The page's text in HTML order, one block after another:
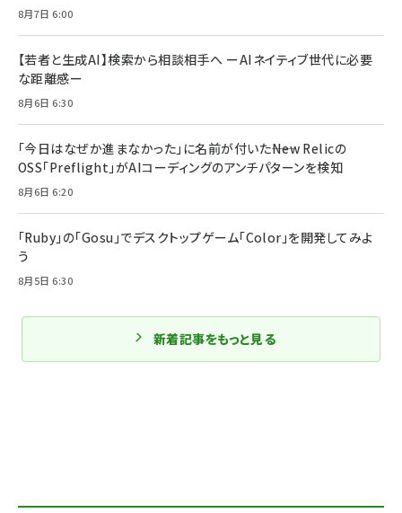
8月7日 6:00
【若者と生成AI】検索から相談相手へ ーAIネイティブ世代に必要
な距離感ー
8月6日 6:30
「今日はなぜか進まなかった」に名前が付いた――New Relicの
OSS「Preflight」がAIコーディングのアンチパターンを検知
8月6日 6:20
「Ruby」の「Gosu」でデスクトップゲーム「Color」を開発してみよ
う
8月5日 6:30
新着記事をもっと見る